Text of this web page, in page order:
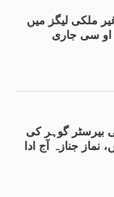
ملکی لیگز میں
او سی جاری
بیرسٹر گوہر کی
نماز جنازہ آج ادا